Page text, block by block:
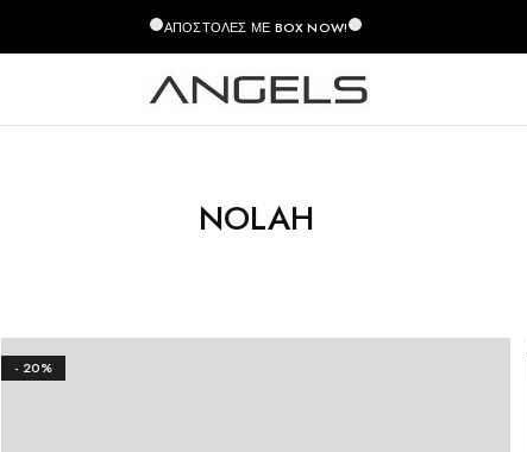
ΑΠΟΣΤΟΛΈΣ ΜΕ BOX NOW!
NOLAH
- 20%